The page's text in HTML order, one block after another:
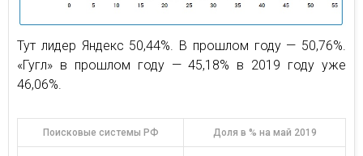
Тут лидер Яндекс 50,44%. В прошлом году — 50,76%.
«Гугл» в прошлом году — 45,18% в 2019 году уже
46,06%.
Поисковые системы РФ Доля в % на май 2019